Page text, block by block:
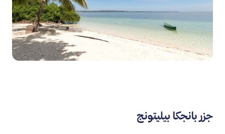
جزر بانجكا بيليتونج